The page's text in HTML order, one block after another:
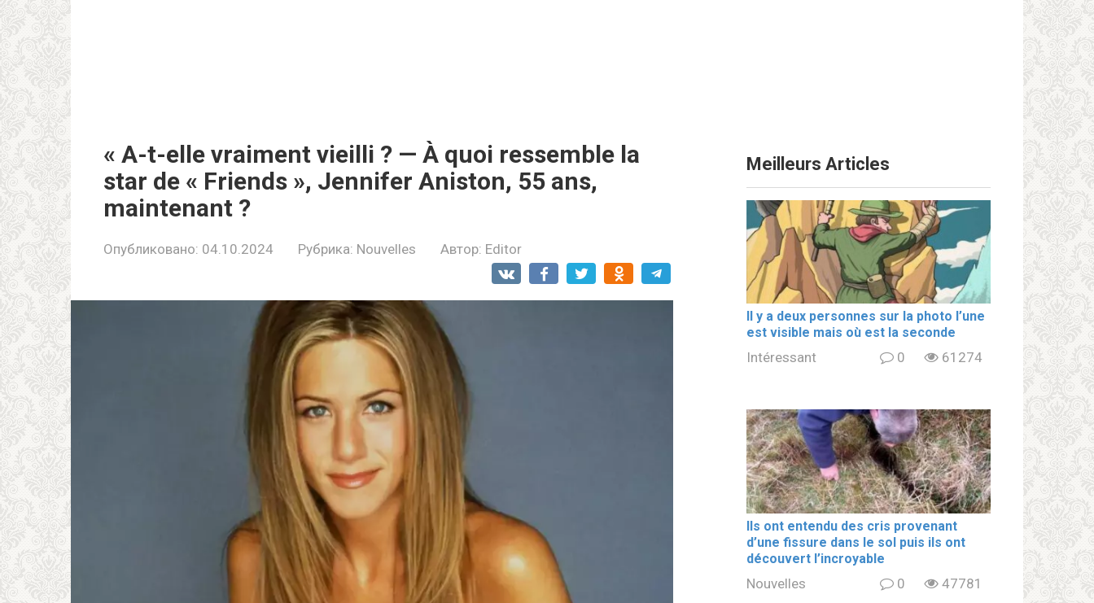
« A-t-elle vraiment vieilli ? — À quoi ressemble la
star de « Friends », Jennifer Aniston, 55 ans,
maintenant ?
Опубликовано: 04.10.2024 Рубрика: Nouvelles Автор: Editor
Meilleurs Articles
Il y a deux personnes sur la photo l’une
est visible mais où est la seconde
Intéressant 0 61274
Ils ont entendu des cris provenant
d’une fissure dans le sol puis ils ont
découvert l’incroyable
Nouvelles 0 47781